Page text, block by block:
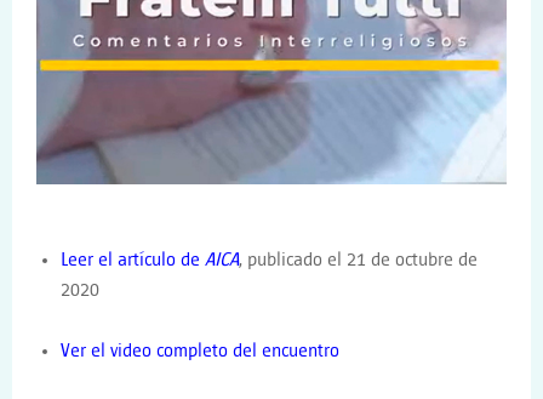
Leer el artículo de AICA, publicado el 21 de octubre de
2020
Ver el video completo del encuentro